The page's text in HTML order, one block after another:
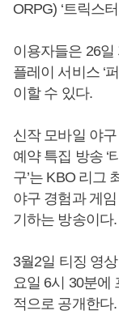
ORPG) ‘트릭스
이용자들은 26
플레이 서비스 ‘
이할 수 있다.
신작 모바일 야구
예약 특집 방송 ‘
구’는 KBO 리그
야구 경험과 게
기하는 방송이다.
3월2일 티징 영
요일 6시 30분에
적으로 공개한다.